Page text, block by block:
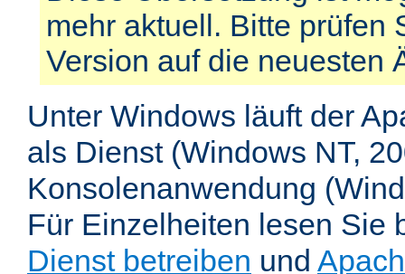
mehr aktuell. Bitte prüfen
Version auf die neuesten
Unter Windows läuft der
als Dienst (Windows NT,
Konsolenanwendung
Für Einzelheiten lesen Sie
Dienst betreiben und